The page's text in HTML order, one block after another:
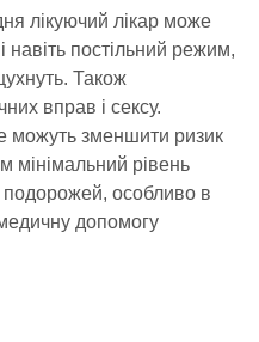
лікуючий лікар може
навіть постільний режим,
Також
вправ і сексу.
можуть зменшити ризик
мінімальний рівень
подорожей, особливо в
допомогу